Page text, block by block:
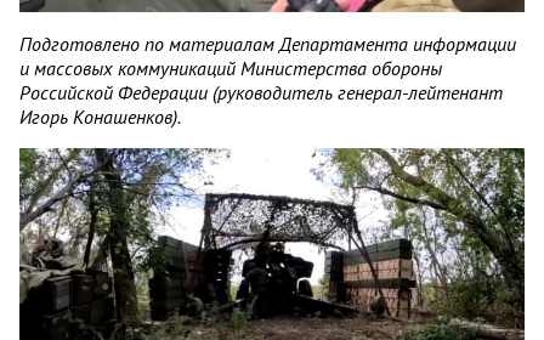
Подготовлено по материалам Департамента информации
и массовых коммуникаций Министерства обороны
Российской Федерации (руководитель генерал-лейтенант
Игорь Конашенков).